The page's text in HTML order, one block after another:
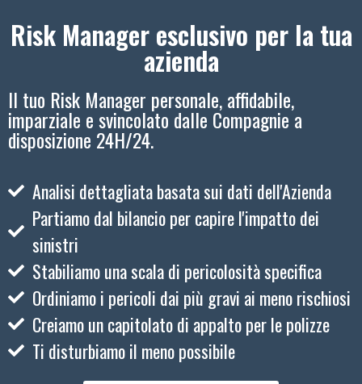
Risk Manager esclusivo per la tua
azienda
Il tuo Risk Manager personale, affidabile,
imparziale e svincolato dalle Compagnie a
disposizione 24H/24.
Analisi dettagliata basata sui dati dell'Azienda
Partiamo dal bilancio per capire l'impatto dei
sinistri
Stabiliamo una scala di pericolosità specifica
Ordiniamo i pericoli dai più gravi ai meno rischiosi
Creiamo un capitolato di appalto per le polizze
Ti disturbiamo il meno possibile